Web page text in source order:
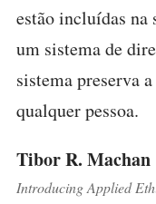
estão incluídas
um sistema de
sistema preserva
qualquer pessoa.
Tibor R. Machan
Introducing Applied